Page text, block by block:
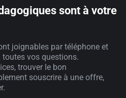
sont à votre
joignables par téléphone et
toutes vos questions.
trouver le bon
souscrire à une offre,